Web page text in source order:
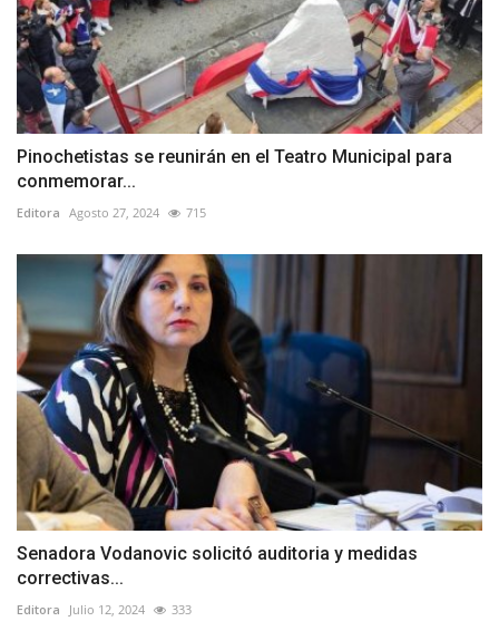
Pinochetistas se reunirán en el Teatro Municipal para
conmemorar...
Editora Agosto 27, 2024 715
Senadora Vodanovic solicitó auditoria y medidas
correctivas...
Editora Julio 12, 2024 333